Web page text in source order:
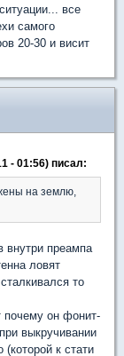
все
самого
- 01:56) писал:
внутри преампа
ловят
то
почему он фонит-
выкручивании
к стати